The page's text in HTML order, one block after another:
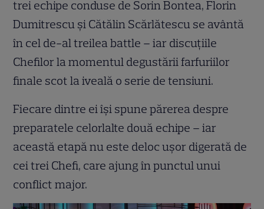
trei echipe conduse de Sorin Bontea, Florin
Dumitrescu și Cătălin Scărlătescu se avântă
în cel de-al treilea battle – iar discuțiile
Chefilor la momentul degustării farfuriilor
finale scot la iveală o serie de tensiuni.
Fiecare dintre ei își spune părerea despre
preparatele celorlalte două echipe – iar
această etapă nu este deloc ușor digerată de
cei trei Chefi, care ajung în punctul unui
conflict major.